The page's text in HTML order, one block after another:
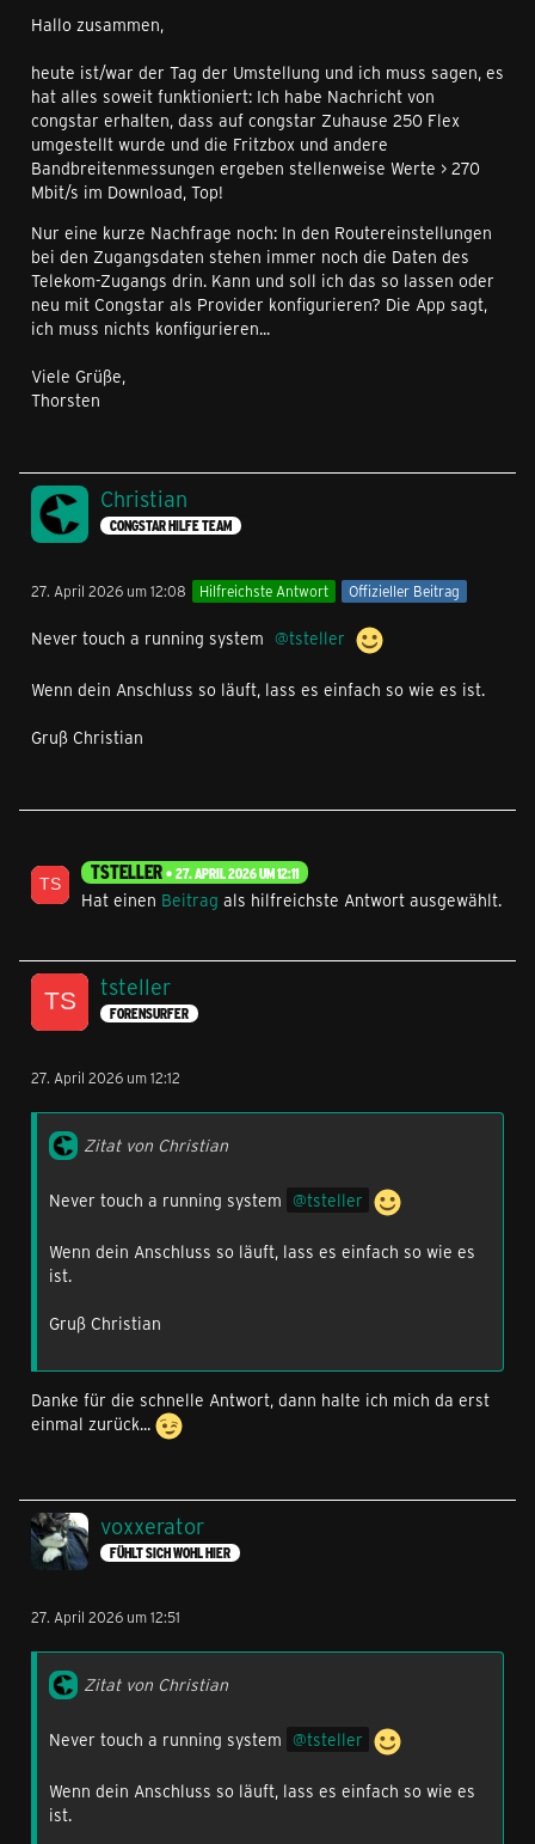
Hallo zusammen,
heute ist/war der Tag der Umstellung und ich muss sagen, es
hat alles soweit funktioniert: Ich habe Nachricht von
congstar erhalten, dass auf congstar Zuhause 250 Flex
umgestellt wurde und die Fritzbox und andere
Bandbreitenmessungen ergeben stellenweise Werte > 270
Mbit/s im Download, Top!
Nur eine kurze Nachfrage noch: In den Routereinstellungen
bei den Zugangsdaten stehen immer noch die Daten des
Telekom-Zugangs drin. Kann und soll ich das so lassen oder
neu mit Congstar als Provider konfigurieren? Die App sagt,
ich muss nichts konfigurieren...
Viele Grüße,
Thorsten
Christian
CONGSTAR HILFE TEAM
27. April 2026 um 12:08 Hilfreichste Antwort Offizieller Beitrag
Never touch a running system tsteller
Wenn dein Anschluss so läuft, lass es einfach so wie es ist.
Gruß Christian
TSTELLER 27. APRIL 2026 UM 12:11
Hat einen Beitrag als hilfreichste Antwort ausgewählt.
tsteller
FORENSURFER
27. April 2026 um 12:12
Zitat von Christian
Never touch a running system tsteller
Wenn dein Anschluss so läuft, lass es einfach so wie es
ist.
Gruß Christian
Danke für die schnelle Antwort, dann halte ich mich da erst
einmal zurück...
voxxerator
FÜHLT SICH WOHL HIER
27. April 2026 um 12:51
Zitat von Christian
Never touch a running system tsteller
Wenn dein Anschluss so läuft, lass es einfach so wie es
ist.